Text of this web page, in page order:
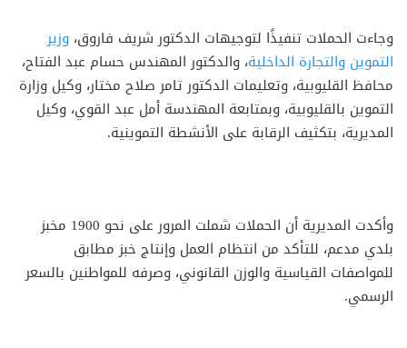
وجاءت الحملات تنفيذًا لتوجيهات الدكتور شريف فاروق، وزير
التموين والتجارة الداخلية، والدكتور المهندس حسام عبد الفتاح،
محافظ القليوبية، وتعليمات الدكتور تامر صلاح مختار، وكيل وزارة
التموين بالقليوبية، وبمتابعة المهندسة أمل عبد القوي، وكيل
المديرية، بتكثيف الرقابة على الأنشطة التموينية.
وأكدت المديرية أن الحملات شملت المرور على نحو 1900 مخبز
بلدي مدعم، للتأكد من انتظام العمل وإنتاج خبز مطابق
للمواصفات القياسية والوزن القانوني، وصرفه للمواطنين بالسعر
الرسمي.